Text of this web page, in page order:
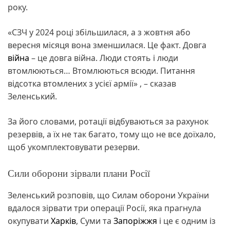
року.
«СЗЧ у 2024 році збільшилася, а з жовтня або
вересня місяця вона зменшилася. Це факт. Довга
війна – це довга війна. Люди стоять і люди
втомлюються… Втомлюються всюди. Питання
відсотка втомлених з усієї армії» , – сказав
Зеленський.
За його словами, ротації відбуваються за рахунок
резервів, а їх не так багато, тому що не все доїхало,
щоб укомплектовувати резерви.
Сили оборони зірвали плани Росії
Зеленський розповів, що Силам оборони України
вдалося зірвати три операції Росії, яка прагнула
окупувати Харків, Суми та Запоріжжя і це є одним із